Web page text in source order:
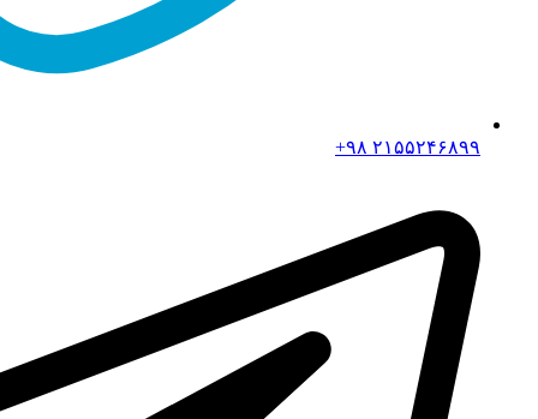
۲۱۵۵۲۴۶۸۹۹ ۹۸+